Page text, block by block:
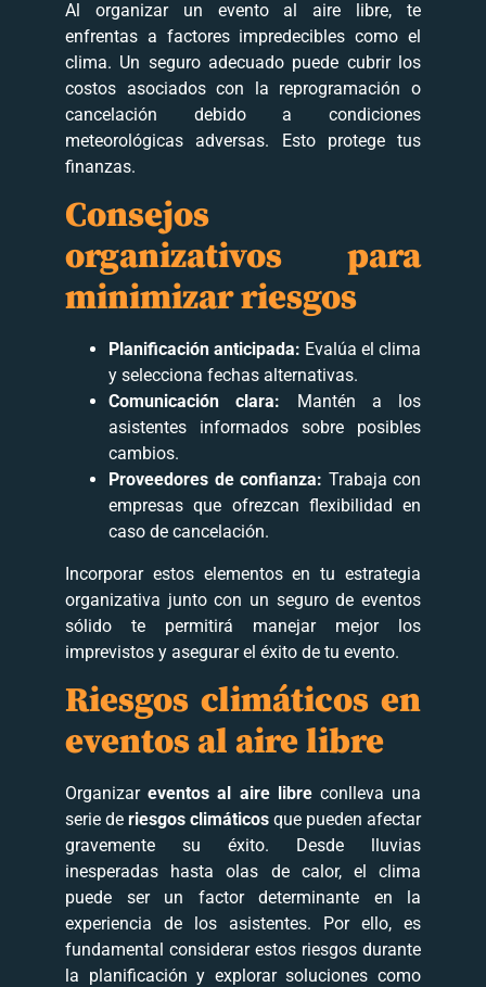
Al organizar un evento al aire libre, te
enfrentas a factores impredecibles como el
clima. Un seguro adecuado puede cubrir los
costos asociados con la reprogramación o
cancelación debido a condiciones
meteorológicas adversas. Esto protege tus
finanzas.
Consejos
organizativos para
minimizar riesgos
Planificación anticipada: Evalúa el clima
y selecciona fechas alternativas.
Comunicación clara: Mantén a los
asistentes informados sobre posibles
cambios.
Proveedores de confianza: Trabaja con
empresas que ofrezcan flexibilidad en
caso de cancelación.
Incorporar estos elementos en tu estrategia
organizativa junto con un seguro de eventos
sólido te permitirá manejar mejor los
imprevistos y asegurar el éxito de tu evento.
Riesgos climáticos en
eventos al aire libre
Organizareventos al aire libreconlleva una
serie de riesgos climáticos que pueden afectar
gravemente su éxito. Desde lluvias
inesperadas hasta olas de calor, el clima
puede ser un factor determinante en la
experiencia de los asistentes. Por ello, es
fundamental considerar estos riesgos durante
la planificación y explorar soluciones como